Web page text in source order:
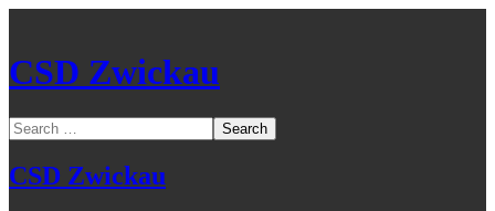
CSD Zwickau
CSD Zwickau